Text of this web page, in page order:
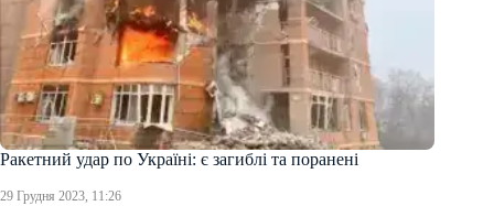
Ракетний удар по Україні: є загиблі та поранені
29 Грудня 2023, 11:26